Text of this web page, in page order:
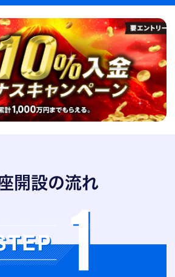
開設の流れ